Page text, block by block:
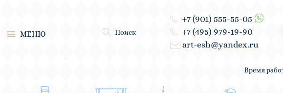
МЕНЮ Поиск
+7 (901) 555-55-05
+7 (495) 979-19-90
art-esh@yandex.ru
Время